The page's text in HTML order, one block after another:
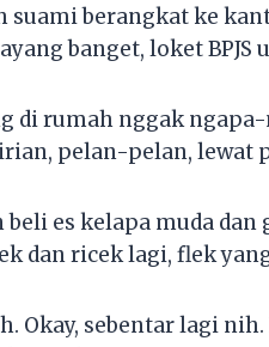
suami berangkat ke
banget, loket BPJS
di rumah nggak
pelan-pelan, lewat
es kelapa muda
dan ricek lagi, flek
Okay, sebentar lagi